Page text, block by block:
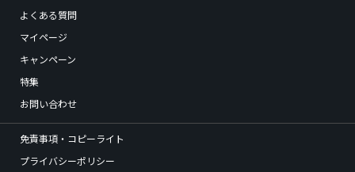
よくある質問
マイページ
キャンペーン
特集
お問い合わせ
免責事項・コピーライト
プライバシーポリシー